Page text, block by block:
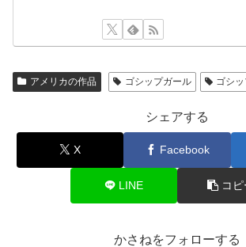
アメリカの作品 ゴシップガール ゴシ
シェアする
X Facebook
LINE コピ
かさねをフォローする